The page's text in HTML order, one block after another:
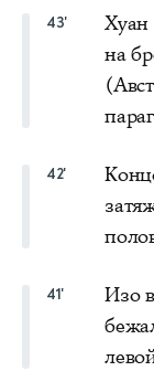
43'
Хуан
на
42'
41'
Изо